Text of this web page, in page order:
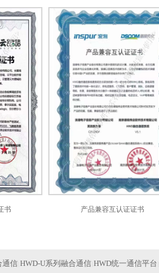
产品兼容互认证证书
通信 HWD-U系列融合通信 HWD统一通信平台